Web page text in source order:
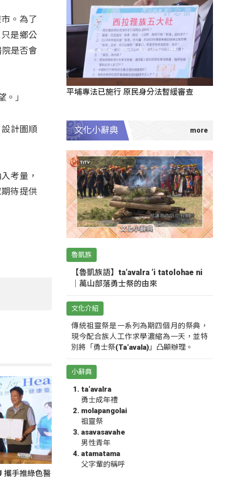
。為了
是鄉公
是否會
」
計圖順
考量，
待提供
攜手推綠色醫
平埔專法已施行 原民身分法暫緩審查
文化小辭典
魯凱族
【魯凱族語】ta‘avalra ‘i tatolohae ni
｜萬山部落勇士祭的由來
文化介紹
傳統祖靈祭是一系列為期四個月的祭典，
現今配合族人工作求學濃縮為一天，並特
別將「勇士祭(Ta‘avala)」凸顯辦理。
小辭典
ta‘avalra
勇士成年禮
molapangolai
祖靈祭
asavasavahe
男性青年
atamatama
父字輩的稱呼